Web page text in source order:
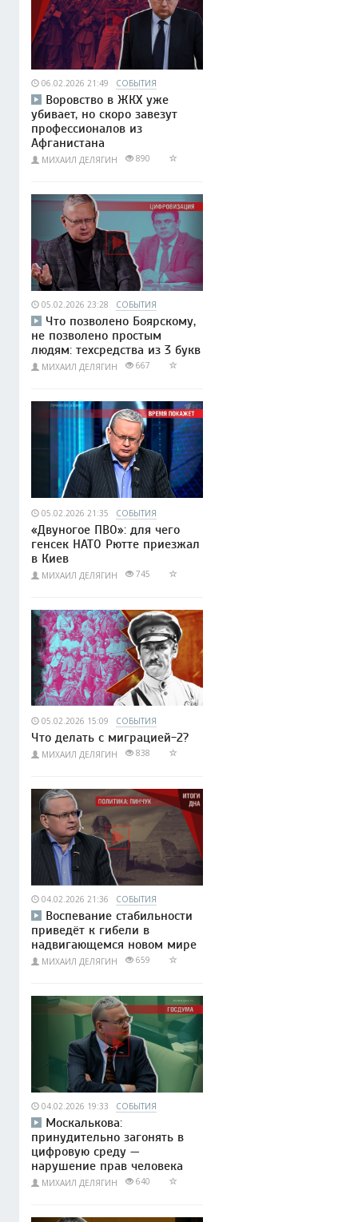
06.02.2026 21:49 СОБЫТИЯ
Воровство в ЖКХ уже
убивает, но скоро завезут
профессионалов из
Афганистана
МИХАИЛ ДЕЛЯГИН 890
05.02.2026 23:28 СОБЫТИЯ
Что позволено Боярскому,
не позволено простым
людям: техсредства из 3 букв
МИХАИЛ ДЕЛЯГИН 667
05.02.2026 21:35 СОБЫТИЯ
«Двуногое ПВО»: для чего
генсек НАТО Рютте приезжал
в Киев
МИХАИЛ ДЕЛЯГИН 745
05.02.2026 15:09 СОБЫТИЯ
Что делать с миграцией-2?
МИХАИЛ ДЕЛЯГИН 838
04.02.2026 21:36 СОБЫТИЯ
Воспевание стабильности
приведёт к гибели в
надвигающемся новом мире
МИХАИЛ ДЕЛЯГИН 659
04.02.2026 19:33 СОБЫТИЯ
Москалькова:
принудительно загонять в
цифровую среду —
нарушение прав человека
МИХАИЛ ДЕЛЯГИН 640